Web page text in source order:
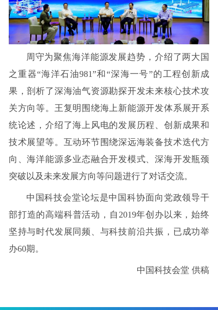
周守为聚焦海洋能源发展趋势，介绍了两大国
之重器“海洋石油981”和“深海一号”的工程创新成
果，剖析了深海油气资源勘探开发未来核心技术攻
关方向等。王复明围绕海上新能源开发体系展开系
统论述，介绍了海上风电的发展历程、创新成果和
技术展望等。互动环节围绕深远海装备技术迭代方
向、海洋能源多业态融合开发模式、深海开发瓶颈
突破以及未来发展方向等问题进行了对话交流。
中国科技会堂论坛是中国科协面向党政领导干
部打造的高端科普活动，自2019年创办以来，始终
坚持与时代发展同频、与科技前沿共振，已成功举
办60期。
中国科技会堂 供稿